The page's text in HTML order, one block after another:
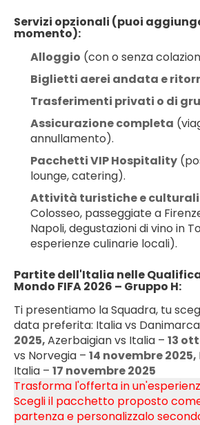
Servizi opzionali (puoi
momento):
Alloggio (con o senza
Biglietti aerei andata e
Trasferimenti privati o di
Assicurazione completa
annullamento).
Pacchetti VIP Hospitality
lounge, catering).
Attività turistiche e culturali
Colosseo, passeggiate a
Napoli, degustazioni di vino in
esperienze culinarie locali).
Partite dell'Italia nelle
Mondo FIFA 2026 – Gruppo H:
Ti presentiamo la Squadra, tu
data preferita: Italia vs
2025, Azerbaigian vs Italia – 13
vs Norvegia – 14 novembre 2025,
Italia – 17 novembre 2025
Trasforma l'offerta in
Scegli il pacchetto proposto
partenza e personalizzalo